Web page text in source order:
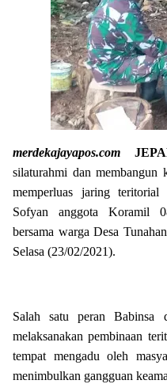
merdekajayapos.com
silaturahmi dan membangun
memperluas jaring
Sofyan anggota Koramil
bersama warga Desa
Selasa (23/02/2021).
Salah satu peran Babinsa
melaksanakan pembinaan
tempat mengadu oleh
menimbulkan gangguan